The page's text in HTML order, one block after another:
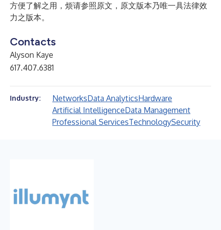
方便了解之用，烦请参照原文，原文版本乃唯一具法律效
力之版本。
Contacts
Alyson Kaye
617.407.6381
Industry: NetworksData AnalyticsHardware
Artificial IntelligenceData Management
Professional ServicesTechnologySecurity